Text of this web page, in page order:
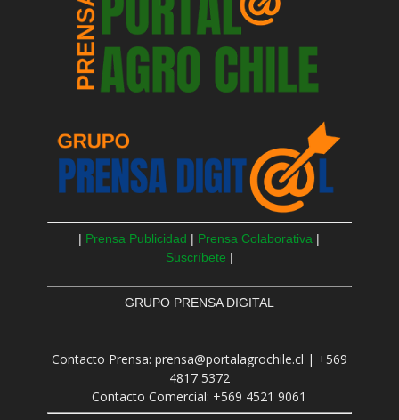
| Prensa Publicidad | Prensa Colaborativa |
Suscríbete |
GRUPO PRENSA DIGITAL
Contacto Prensa: prensa@portalagrochile.cl | +569
4817 5372
Contacto Comercial: +569 4521 9061